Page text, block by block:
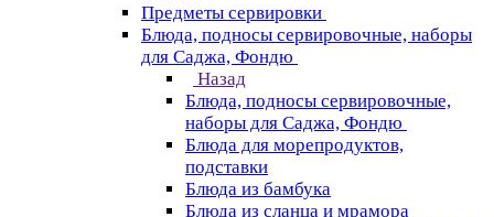
Предметы сервировки
Блюда, подносы сервировочные, наборы
для Саджа, Фондю
Назад
Блюда, подносы сервировочные,
наборы для Саджа, Фондю
Блюда для морепродуктов,
подставки
Блюда из бамбука
Блюда из сланца и мрамора